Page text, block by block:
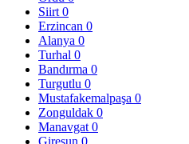
Siirt 0
Erzincan 0
Alanya 0
Turhal 0
Bandırma 0
Turgutlu 0
Mustafakemalpaşa 0
Zonguldak 0
Manavgat 0
Giresun 0